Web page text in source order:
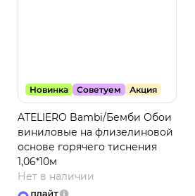
Новинка Советуем Акция
ATELIERO Bambi/Бемби Обои
виниловые на флизелиновой
основе горячего тиснения
1,06*10м
Нет в наличии